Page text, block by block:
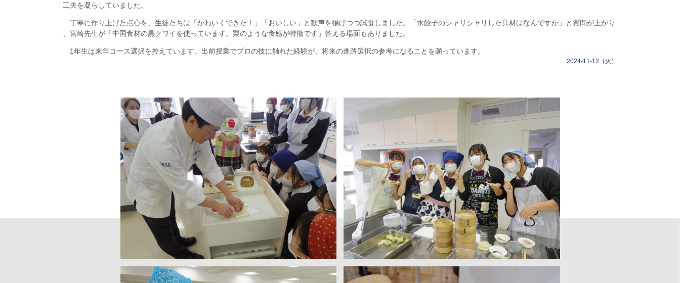
工夫を凝らしていました。
丁寧に作り上げた点心を、生徒たちは「かわいくできた！」「おいしい」と歓声を揚げつつ試食しました。「水餃子のシャリシャリした具材はなんですか」と質問が上がり
、宮崎先生が「中国食材の黒クワイを使っています。梨のような食感が特徴です」答える場面もありました。
1年生は来年コース選択を控えています。出前授業でプロの技に触れた経験が、将来の進路選択の参考になることを願っています。
2024-11-12（火）